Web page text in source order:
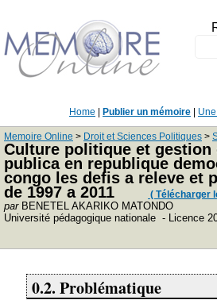
Home Publier un mémoire
Memoire Online > Droit et Sciences Politiques >
Culture politique et gestion
publica en republique
congo les defis a releve et
de 1997 a 2011
( Télécharger
parBENETEL AKARIKO MATONDO
Université pédagogique nationale - Licence
0.2. Problématique